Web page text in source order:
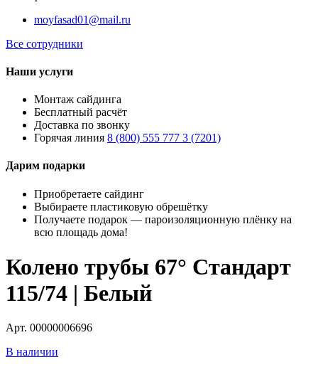
moyfasad01@mail.ru
Все сотрудники
Наши услуги
Монтаж сайдинга
Бесплатный расчёт
Доставка по звонку
Горячая линия 8 (800) 555 777 3 (7201)
Дарим подарки
Приобретаете сайдинг
Выбираете пластиковую обрешётку
Получаете подарок — пароизоляционную плёнку на
всю площадь дома!
Колено трубы 67° Стандарт
115/74 | Белый
Арт. 00000006696
В наличии